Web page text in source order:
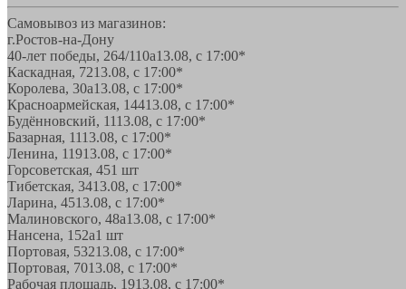
Самовывоз из магазинов:
г.Ростов-на-Дону
40-лет победы, 264/110а13.08, с 17:00*
Каскадная, 7213.08, с 17:00*
Королева, 30а13.08, с 17:00*
Красноармейская, 14413.08, с 17:00*
Будённовский, 1113.08, с 17:00*
Базарная, 1113.08, с 17:00*
Ленина, 11913.08, с 17:00*
Горсоветская, 451 шт
Тибетская, 3413.08, с 17:00*
Ларина, 4513.08, с 17:00*
Малиновского, 48а13.08, с 17:00*
Нансена, 152а1 шт
Портовая, 53213.08, с 17:00*
Портовая, 7013.08, с 17:00*
Рабочая площадь, 1913.08, с 17:00*